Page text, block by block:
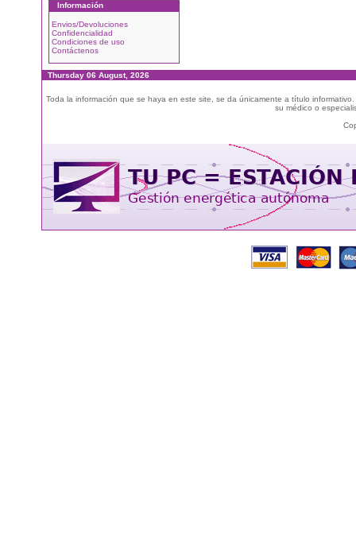
Información
Envios/Devoluciones
Confidencialidad
Condiciones de uso
Contáctenos
Thursday 06 August, 2026
Toda la información que se haya en este site, se da únicamente a título
su médico o